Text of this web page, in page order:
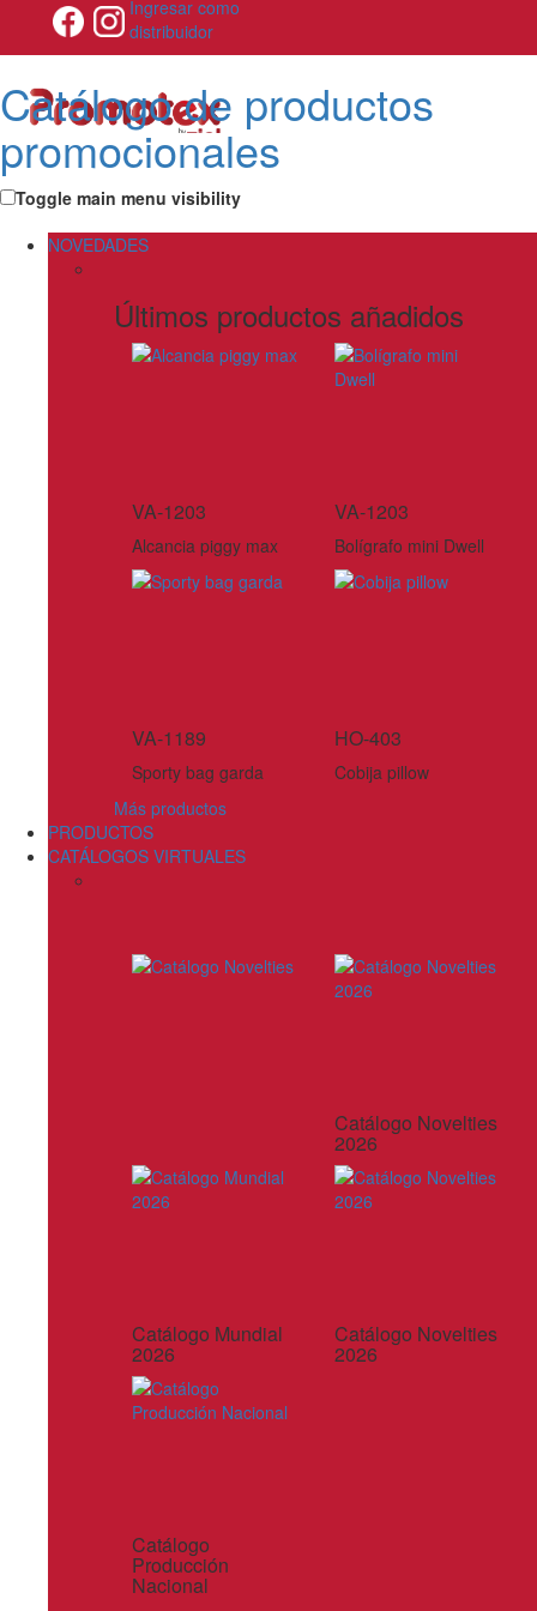
Ingresar como
distribuidor
Catálogo de productos
promocionales
Toggle main menu visibility
NOVEDADES
Últimos productos añadidos
VA-1203
Alcancia piggy max
VA-1203
Bolígrafo mini Dwell
VA-1189
Sporty bag garda
HO-403
Cobija pillow
Más productos
PRODUCTOS
CATÁLOGOS VIRTUALES
Catálogo Novelties
2026
Catálogo Mundial
2026
Catálogo Novelties
2026
Catálogo
Producción
Nacional